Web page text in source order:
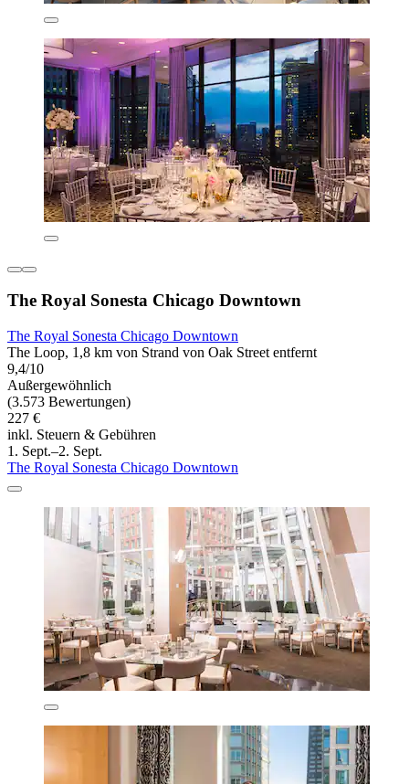
The Royal Sonesta Chicago Downtown
The Royal Sonesta Chicago Downtown
The Loop, 1,8 km von Strand von Oak Street entfernt
9,4/10
Außergewöhnlich
(3.573 Bewertungen)
227 €
inkl. Steuern & Gebühren
1. Sept.–2. Sept.
The Royal Sonesta Chicago Downtown